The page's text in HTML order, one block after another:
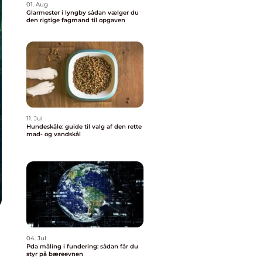
01. Aug
Glarmester i lyngby sådan vælger du
den rigtige fagmand til opgaven
11. Jul
Hundeskåle: guide til valg af den rette
mad- og vandskål
04. Jul
Pda måling i fundering: sådan får du
styr på bæreevnen